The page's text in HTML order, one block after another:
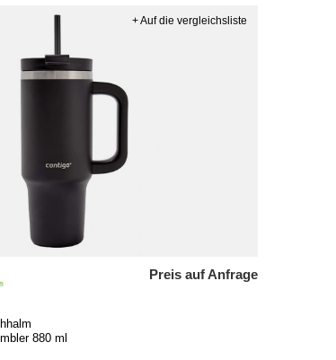
880 ml
Preis auf Anfrage
+ Auf die vergleichsliste